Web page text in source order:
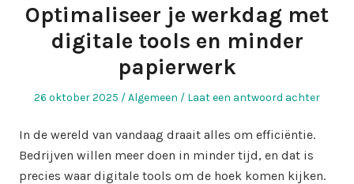
Optimaliseer je werkdag met
digitale tools en minder
papierwerk
Geplaatst
26 oktober 2025
Geplaatst
Algemeen Laat een antwoord achter
In de wereld van vandaag draait alles om efficiëntie.
Bedrijven willen meer doen in minder tijd, en dat is
precies waar digitale tools om de hoek komen kijken.